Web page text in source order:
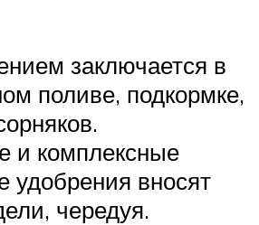
заключается в
поливе, подкормке,
и комплексные
удобрения вносят
чередуя.